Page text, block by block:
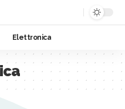
Elettronica